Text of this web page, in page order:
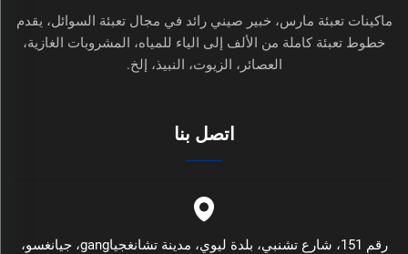
ماكينات تعبئة مارس، خبير صيني رائد في مجال تعبئة السوائل، يقدم
خطوط تعبئة كاملة من الألف إلى الياء للمياه، المشروبات الغازية،
العصائر، الزيوت، النبيذ، إلخ.
اتصل بنا
رقم 151، شارع تشنبي، بلدة ليوي، مدينة تشانغجياgang، جيانغسو،